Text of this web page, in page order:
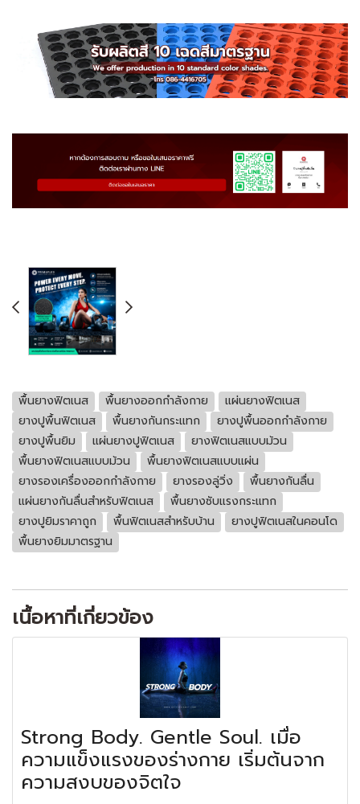
พื้นยางฟิตเนส พื้นยางออกกำลังกาย
แผ่นยางฟิตเนส
ยางปูพื้นฟิตเนส
พื้นยางกันกระแทก
ยางปูพื้นออกกำลังกาย
ยางปูพื้นยิม
แผ่นยางปูฟิตเนส
ยางฟิตเนสแบบม้วน
พื้นยางฟิตเนสแบบม้วน
พื้นยางฟิตเนสแบบแผ่น
ยางรองเครื่องออกกำลังกาย
ยางรองลู่วิ่ง
พื้นยางกันลื่น
แผ่นยางกันลื่นสำหรับฟิตเนส
พื้นยางซับแรงกระแทก
ยางปูยิมราคาถูก
พื้นฟิตเนสสำหรับบ้าน
ยางปูฟิตเนสในคอนโด
พื้นยางยิมมาตรฐาน
เนื้อหาที่เกี่ยวข้อง
Strong Body. Gentle Soul. เมื่อ
ความแข็งแรงของร่างกาย เริ่มต้นจาก
ความสงบของจิตใจ